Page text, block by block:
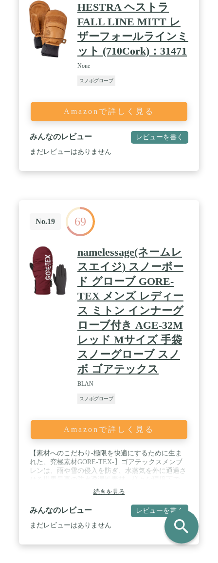
HESTRA ヘストラ
FALL LINE MITT レ
ザーフォールラインミ
ット (710Cork)：31471
None
スノボグローブ
Amazonで詳しく見る
みんなのレビュー レビューを書く
まだレビューはありません
No.19 69
namelessage(ネームレ
スエイジ) スノーボー
ド グローブ GORE-
TEX メンズ レディー
ス ミトン インナーグ
ローブ付き AGE-32M
レッド Mサイズ 手袋
スノーグローブ スノ
ボ ゴアテックス
BLAN
スノボグローブ
Amazonで詳しく見る
【素材へのこだわり-極限を快適にするために生ま
れた、究極素材GORE-TEX-】ゴアテックスメンブ
レンは、雨や雪の侵入を防ぎ、水蒸気を外に通過さ
も、GORE-TEXプロダクトは身体をドライに保ちま
す。 / 【ミトングローブ】ファッション性と保温性
を兼ね備えたミトングローブ / 【使いやすさを追求
した機能性】フィットタイプ/中綿多め、アジャスト
パーツ、ジョイントパーツ、PVCレザー滑り止め、
GORE-TEX仕様、ネオプレン素材、リーシュコー
ド、マイクロフリースライナー、インナー構造 /
続きを見る
みんなのレビュー レビューを書く
まだレビューはありません search